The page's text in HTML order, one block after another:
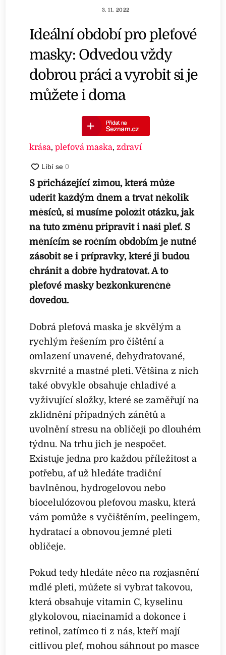
3. 11. 2022
Ideální období pro pleťové
masky: Odvedou vždy
dobrou práci a vyrobit si je
můžete i doma
krása,pleťová maska,zdraví
S přicházející zimou, která může
udeřit každým dnem a trvat několik
měsíců, si musíme položit otázku, jak
na tuto změnu připravit i naši pleť. S
měnícím se ročním obdobím je nutné
zásobit se i přípravky, které ji budou
chránit a dobře hydratovat. A to
pleťové masky bezkonkurenčně
dovedou.
Dobrá pleťová maska je skvělým a
rychlým řešením pro čištění a
omlazení unavené, dehydratované,
skvrnité a mastné pleti. Většina z nich
také obvykle obsahuje chladivé a
vyživující složky, které se zaměřují na
zklidnění případných zánětů a
uvolnění stresu na obličeji po dlouhém
týdnu. Na trhu jich je nespočet.
Existuje jedna pro každou příležitost a
potřebu, ať už hledáte tradiční
bavlněnou, hydrogelovou nebo
biocelulózovou pleťovou masku, která
vám pomůže s vyčištěním, peelingem,
hydratací a obnovou jemné pleti
obličeje.
Pokud tedy hledáte něco na rozjasnění
mdlé pleti, můžete si vybrat takovou,
která obsahuje vitamin C, kyselinu
glykolovou, niacinamid a dokonce i
retinol, zatímco ti z nás, kteří mají
citlivou pleť, mohou sáhnout po masce